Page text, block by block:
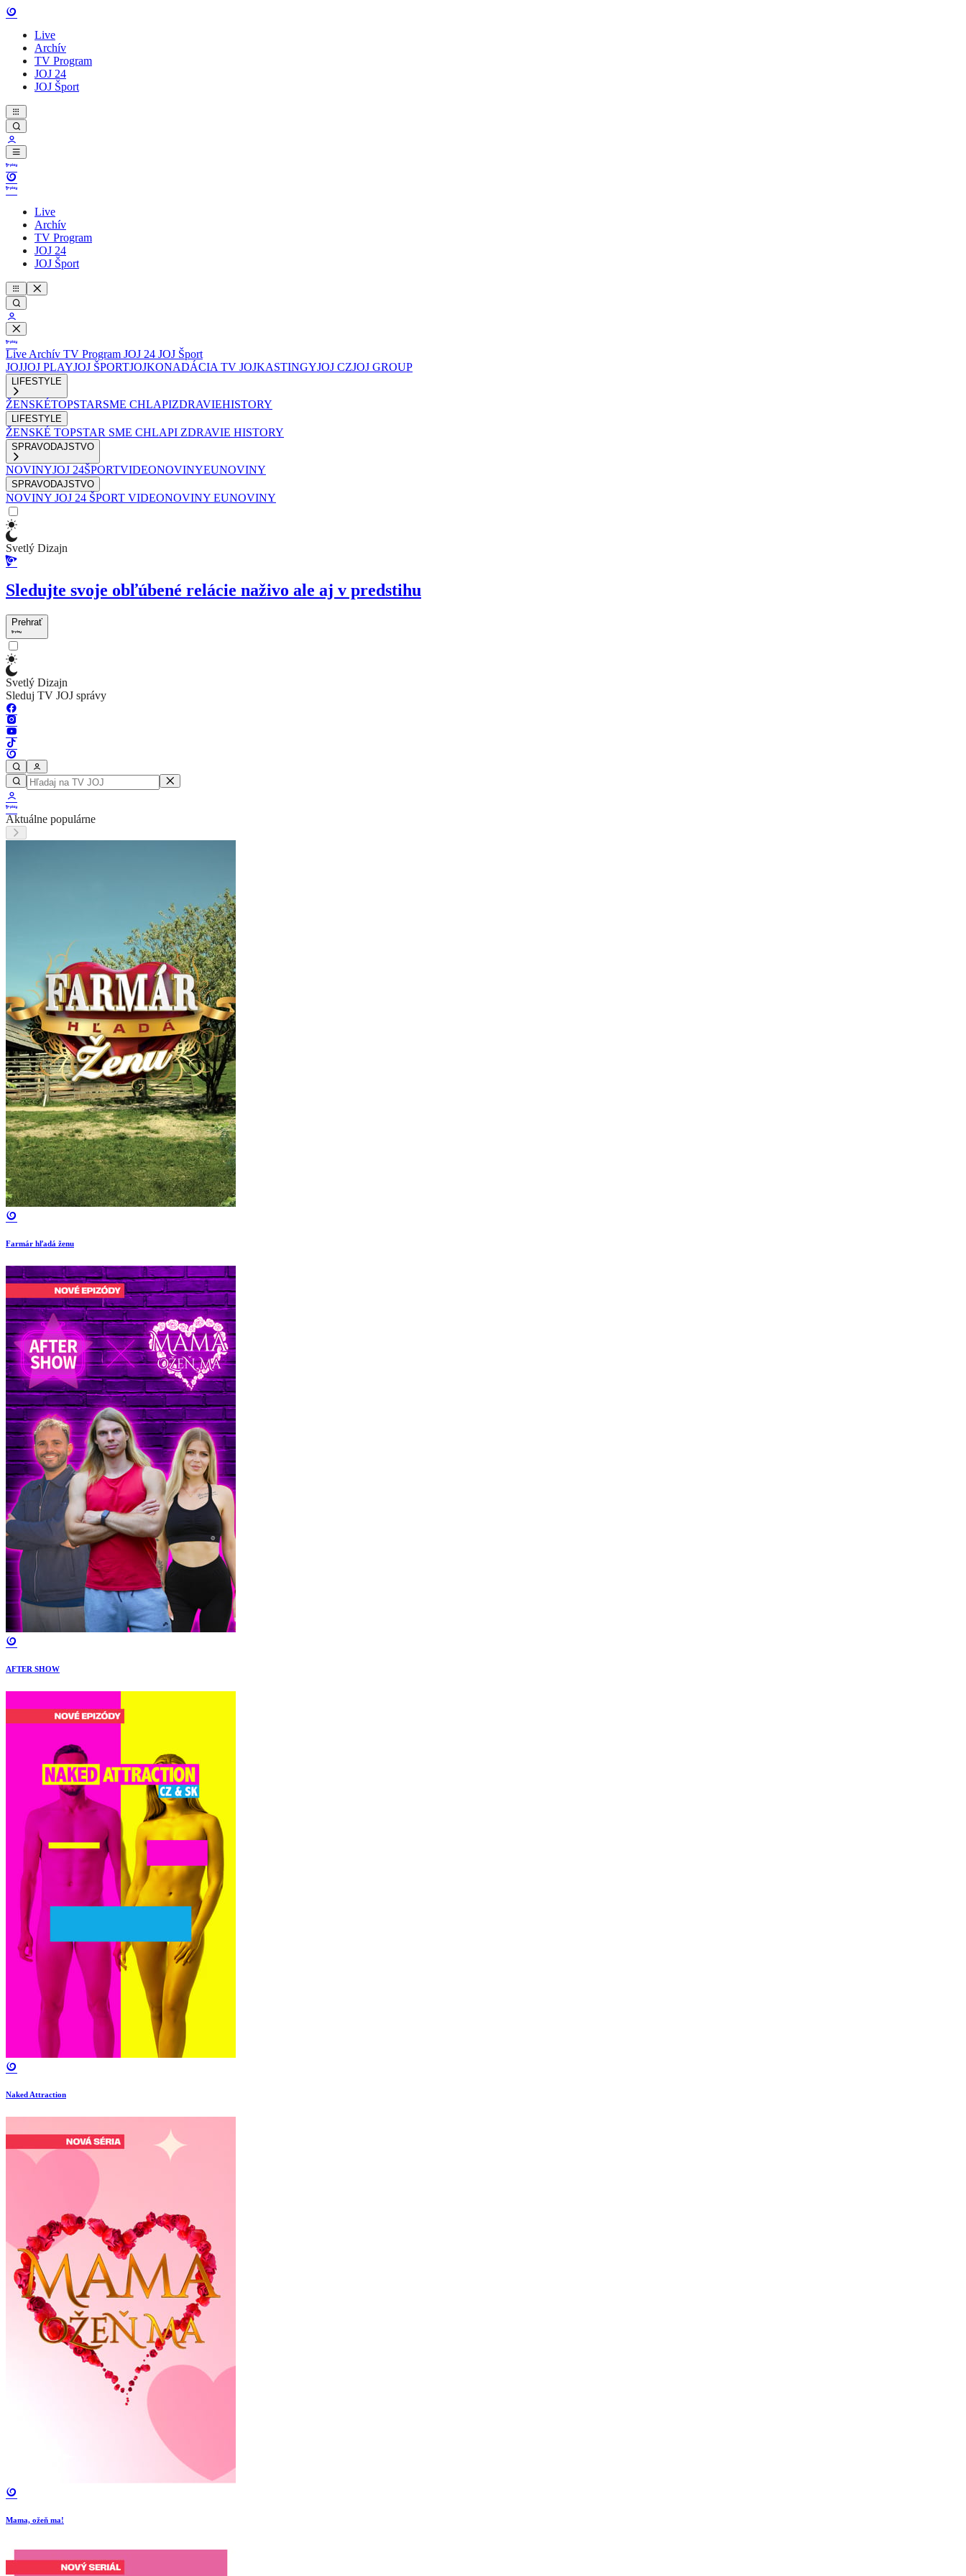
Live
Archív
TV Program
JOJ 24
JOJ Šport
Live
Archív
TV Program
JOJ 24
JOJ Šport
Live Archív TV Program JOJ 24 JOJ Šport
JOJJOJ PLAYJOJ ŠPORTJOJKONADÁCIA TV JOJKASTINGYJOJ CZJOJ GROUP
LIFESTYLE
ŽENSKÉTOPSTARSME CHLAPIZDRAVIEHISTORY
LIFESTYLE
ŽENSKÉ TOPSTAR SME CHLAPI ZDRAVIE HISTORY
SPRAVODAJSTVO
NOVINYJOJ 24ŠPORTVIDEONOVINYEUNOVINY
SPRAVODAJSTVO
NOVINY JOJ 24 ŠPORT VIDEONOVINY EUNOVINY
Svetlý Dizajn
Sledujte svoje obľúbené relácie naživo ale aj v predstihu
Prehrať
Svetlý Dizajn
Sleduj TV JOJ správy
Aktuálne populárne
Farmár hľadá ženu
AFTER SHOW
Naked Attraction
Mama, ožeň ma!